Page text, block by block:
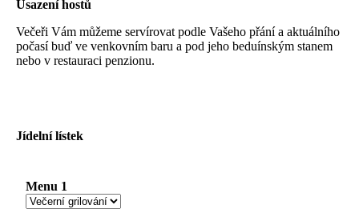
Usazení hostů
Večeři Vám můžeme servírovat podle Vašeho přání a aktuálního
počasí buď ve venkovním baru a pod jeho beduínským stanem
nebo v restauraci penzionu.
Jídelní lístek
Menu 1